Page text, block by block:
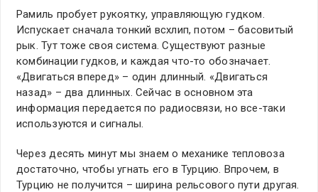
Рамиль пробует рукоятку, управляющую гудком.
Испускает сначала тонкий всхлип, потом – басовитый
рык. Тут тоже своя система. Существуют разные
комбинации гудков, и каждая что-то обозначает.
«Двигаться вперед» – один длинный. «Двигаться
назад» – два длинных. Сейчас в основном эта
информация передается по радиосвязи, но все-таки
используются и сигналы.
Через десять минут мы знаем о механике тепловоза
достаточно, чтобы угнать его в Турцию. Впрочем, в
Турцию не получится – ширина рельсового пути другая.